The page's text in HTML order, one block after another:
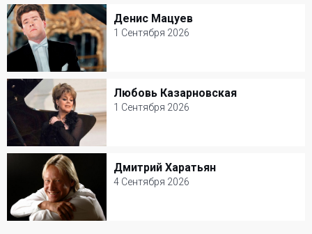
Зеленый театр ВДНХ
Юмор
Денис Мацуев
1 Сентября 2026
Денис Мацуев
1 Сентября 2026
КЗ Чайковского
Классическая музыка
Любовь Казарновская
1 Сентября 2026
Любовь Казарновская
1 Сентября 2026
Театр Вахтангова
Классическая музыка
Дмитрий Харатьян
4 Сентября 2026
Дмитрий Харатьян
4 Сентября 2026